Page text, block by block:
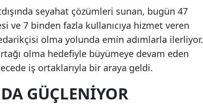
seyahat çözümleri sunan, bugün 47
ve 7 binden fazla kullanıcıya hizmet veren
olma yolunda emin adımlarla ilerliyor.
olma hedefiyle büyümeye devam eden
iş ortaklarıyla bir araya geldi.
GÜÇLENIYOR